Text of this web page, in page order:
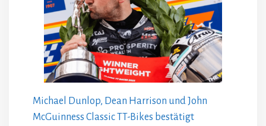
Michael Dunlop, Dean Harrison und John
McGuinness Classic TT-Bikes bestätigt